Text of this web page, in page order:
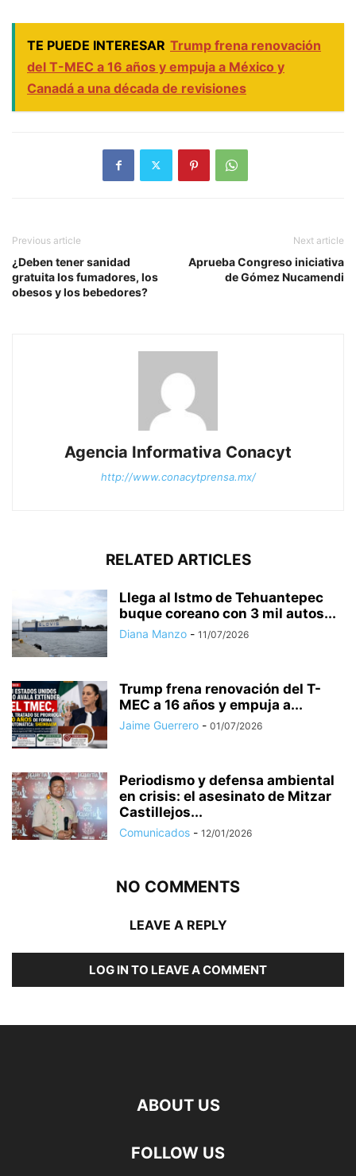
TE PUEDE INTERESAR Trump frena renovación
del T-MEC a 16 años y empuja a México y
Canadá a una década de revisiones
Previous article
¿Deben tener sanidad
gratuita los fumadores, los
obesos y los bebedores?
Next article
Aprueba Congreso iniciativa
de Gómez Nucamendi
Agencia Informativa Conacyt
http://www.conacytprensa.mx/
RELATED ARTICLES
Llega al Istmo de Tehuantepec
buque coreano con 3 mil autos...
Diana Manzo - 11/07/2026
Trump frena renovación del T-
MEC a 16 años y empuja a...
Jaime Guerrero - 01/07/2026
Periodismo y defensa ambiental
en crisis: el asesinato de Mitzar
Castillejos...
Comunicados - 12/01/2026
NO COMMENTS
LEAVE A REPLY
LOG IN TO LEAVE A COMMENT
ABOUT US
FOLLOW US